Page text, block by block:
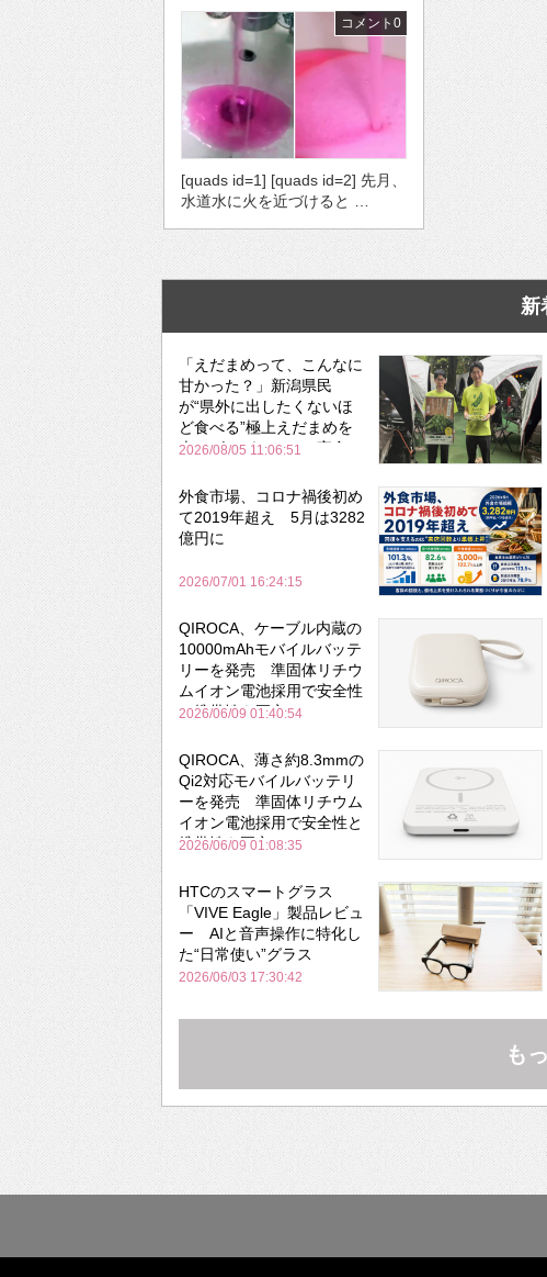
コメント0
[quads id=1] [quads id=2] 先月、
水道水に火を近づけると …
新
「えだまめって、こんなに
甘かった？」新潟県民
が“県外に出したくないほ
ど食べる”極上えだまめを
森のビアガーデンで実食
2026/08/05 11:06:51
外食市場、コロナ禍後初め
て2019年超え 5月は3282
億円に
2026/07/01 16:24:15
QIROCA、ケーブル内蔵の
10000mAhモバイルバッテ
リーを発売 準固体リチウ
ムイオン電池採用で安全性
と携帯性を両立
2026/06/09 01:40:54
QIROCA、薄さ約8.3mmの
Qi2対応モバイルバッテリ
ーを発売 準固体リチウム
イオン電池採用で安全性と
携帯性を両立
2026/06/09 01:08:35
HTCのスマートグラス
「VIVE Eagle」製品レビュ
ー AIと音声操作に特化し
た“日常使い”グラス
2026/06/03 17:30:42
も